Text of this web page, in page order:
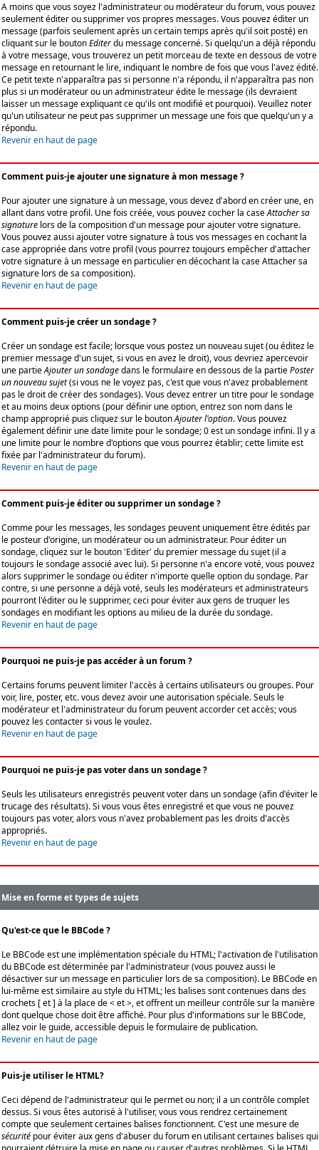
A moins que vous soyez l'administrateur ou modérateur du forum, vous pouvez
seulement éditer ou supprimer vos propres messages. Vous pouvez éditer un
message (parfois seulement après un certain temps après qu'il soit posté) en
cliquant sur le boutonEditerdu message concerné. Si quelqu'un a déjà répondu
à votre message, vous trouverez un petit morceau de texte en dessous de votre
message en retournant le lire, indiquant le nombre de fois que vous l'avez édité.
Ce petit texte n'apparaîtra pas si personne n'a répondu, il n'apparaîtra pas non
plus si un modérateur ou un administrateur édite le message (ils devraient
laisser un message expliquant ce qu'ils ont modifié et pourquoi). Veuillez noter
qu'un utilisateur ne peut pas supprimer un message une fois que quelqu'un y a
répondu.
Revenir en haut de page
Comment puis-je ajouter une signature à mon message ?
Pour ajouter une signature à un message, vous devez d'abord en créer une, en
allant dans votre profil. Une fois créée, vous pouvez cocher la caseAttacher sa
signature lors de la composition d'un message pour ajouter votre signature.
Vous pouvez aussi ajouter votre signature à tous vos messages en cochant la
case appropriée dans votre profil (vous pourrez toujours empêcher d'attacher
votre signature à un message en particulier en décochant la case Attacher sa
signature lors de sa composition).
Revenir en haut de page
Comment puis-je créer un sondage ?
Créer un sondage est facile; lorsque vous postez un nouveau sujet (ou éditez le
premier message d'un sujet, si vous en avez le droit), vous devriez apercevoir
une partieAjouter un sondagedans le formulaire en dessous de la partiePoster
un nouveau sujet(si vous ne le voyez pas, c'est que vous n'avez probablement
pas le droit de créer des sondages). Vous devez entrer un titre pour le sondage
et au moins deux options (pour définir une option, entrez son nom dans le
champ approprié puis cliquez sur le boutonAjouter l'option. Vous pouvez
également définir une date limite pour le sondage; 0 est un sondage infini. Il y a
une limite pour le nombre d'options que vous pourrez établir; cette limite est
fixée par l'administrateur du forum).
Revenir en haut de page
Comment puis-je éditer ou supprimer un sondage ?
Comme pour les messages, les sondages peuvent uniquement être édités par
le posteur d'origine, un modérateur ou un administrateur. Pour éditer un
sondage, cliquez sur le bouton 'Editer' du premier message du sujet (il a
toujours le sondage associé avec lui). Si personne n'a encore voté, vous pouvez
alors supprimer le sondage ou éditer n'importe quelle option du sondage. Par
contre, si une personne a déjà voté, seuls les modérateurs et administrateurs
pourront l'éditer ou le supprimer, ceci pour éviter aux gens de truquer les
sondages en modifiant les options au milieu de la durée du sondage.
Revenir en haut de page
Pourquoi ne puis-je pas accéder à un forum ?
Certains forums peuvent limiter l'accès à certains utilisateurs ou groupes. Pour
voir, lire, poster, etc. vous devez avoir une autorisation spéciale. Seuls le
modérateur et l'administrateur du forum peuvent accorder cet accès; vous
pouvez les contacter si vous le voulez.
Revenir en haut de page
Pourquoi ne puis-je pas voter dans un sondage ?
Seuls les utilisateurs enregistrés peuvent voter dans un sondage (afin d'éviter le
trucage des résultats). Si vous vous êtes enregistré et que vous ne pouvez
toujours pas voter, alors vous n'avez probablement pas les droits d'accès
appropriés.
Revenir en haut de page
Mise en forme et types de sujets
Qu'est-ce que le BBCode ?
Le BBCode est une implémentation spéciale du HTML; l'activation de l'utilisation
du BBCode est déterminée par l'administrateur (vous pouvez aussi le
désactiver sur un message en particulier lors de sa composition). Le BBCode en
lui-même est similaire au style du HTML; les balises sont contenues dans des
crochets [ et ] à la place de < et >, et offrent un meilleur contrôle sur la manière
dont quelque chose doit être affiché. Pour plus d'informations sur le BBCode,
allez voir le guide, accessible depuis le formulaire de publication.
Revenir en haut de page
Puis-je utiliser le HTML?
Ceci dépend de l'administrateur qui le permet ou non; il a un contrôle complet
dessus. Si vous êtes autorisé à l'utiliser, vous vous rendrez certainement
compte que seulement certaines balises fonctionnent. C'est une mesure de
sécurité pour éviter aux gens d'abuser du forum en utilisant certaines balises qui